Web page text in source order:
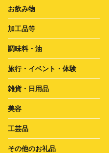
お飲み物
加工品等
調味料・油
旅行・イベント・体験
雑貨・日用品
美容
工芸品
その他のお礼品